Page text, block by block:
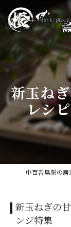
新玉ね
レシ
新玉ねぎの
ンジ特集